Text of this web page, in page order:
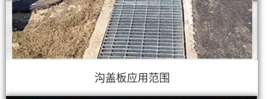
沟盖板应用范围